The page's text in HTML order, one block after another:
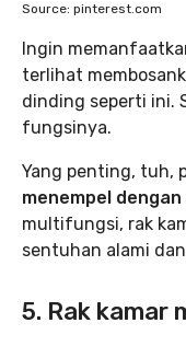
Source: pinterest.com
Ingin
terlihat
dinding seperti ini.
fungsinya.
Yang penting, tuh,
menempel
multifungsi, rak
sentuhan alami
5. Rak kamar